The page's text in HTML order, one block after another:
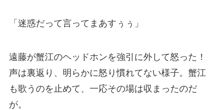
「迷惑だって言ってまあすぅぅ」
遠藤が蟹江のヘッドホンを強引に外して怒った！
声は裏返り、明らかに怒り慣れてない様子。蟹江
も歌うのを止めて、一応その場は収まったのだ
が。